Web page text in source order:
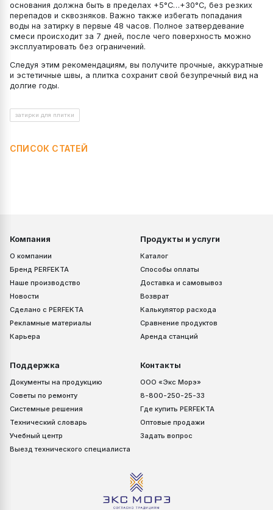
основания должна быть в пределах +5°C…+30°C, без резких
перепадов и сквозняков. Важно также избегать попадания
воды на затирку в первые 48 часов. Полное затвердевание
смеси происходит за 7 дней, после чего поверхность можно
эксплуатировать без ограничений.
Следуя этим рекомендациям, вы получите прочные, аккуратные
и эстетичные швы, а плитка сохранит свой безупречный вид на
долгие годы.
затирки для плитки
СПИСОК СТАТЕЙ
Компания
О компании
Бренд PERFEKTA
Наше производство
Новости
Сделано с PERFEKTA
Рекламные материалы
Карьера
Продукты и услуги
Каталог
Способы оплаты
Доставка и самовывоз
Возврат
Калькулятор расхода
Сравнение продуктов
Аренда станций
Поддержка
Документы на продукцию
Советы по ремонту
Системные решения
Технический словарь
Учебный центр
Выезд технического специалиста
Контакты
ООО «Экс Морэ»
8-800-250-25-33
Где купить PERFEKTA
Оптовые продажи
Задать вопрос